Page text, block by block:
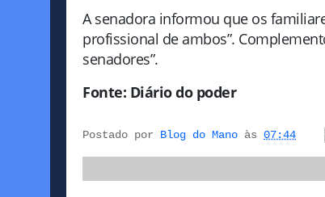
A senadora informou que os
profissional de ambos”.
senadores”.
Fonte: Diário do poder
Postado por Blog do Mano às 07:44